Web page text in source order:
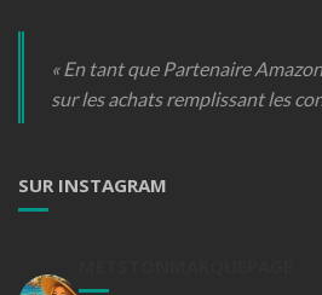
« En tant que Partenaire
sur les achats remplissant les
SUR INSTAGRAM